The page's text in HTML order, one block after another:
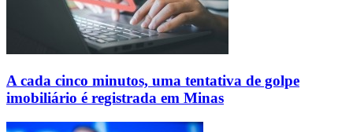
A cada cinco minutos, uma tentativa de golpe
imobiliário é registrada em Minas